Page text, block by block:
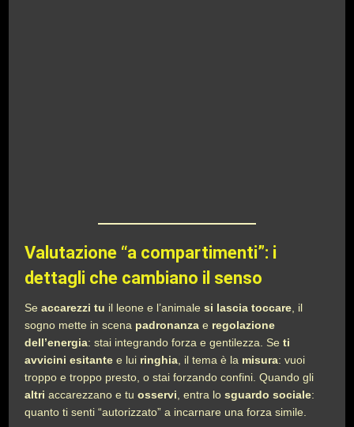
Valutazione “a compartimenti”: i
dettagli che cambiano il senso
Seaccarezzi tu il leone e l’animalesi lascia toccare , il
sogno mette in scena padronanza e regolazione
dell’energia: stai integrando forza e gentilezza. Seti
avvicini esitante e lui ringhia , il tema è la misura: vuoi
troppo e troppo presto, o stai forzando confini. Quando gli
altri accarezzano e tuosservi , entra losguardo sociale:
quanto ti senti “autorizzato” a incarnare una forza simile.